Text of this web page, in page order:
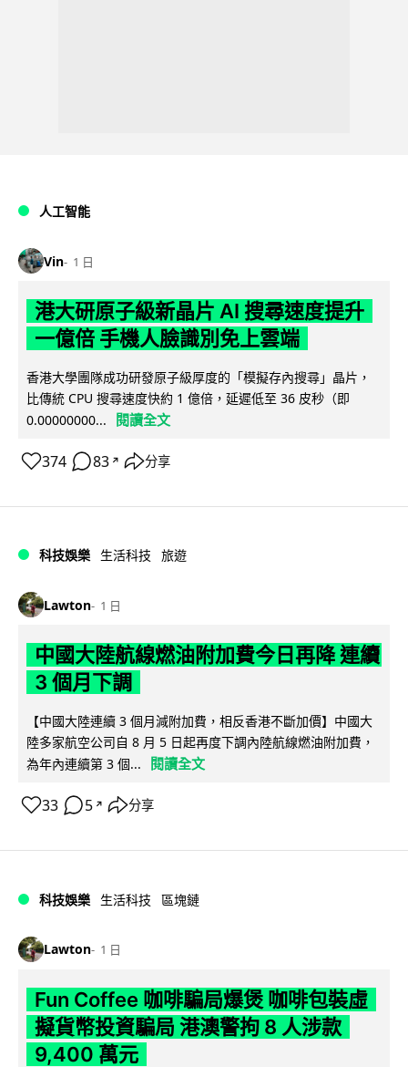
人工智能
Vin 1 日
港大研原子級新晶片 AI 搜尋速度提升
一億倍 手機人臉識別免上雲端
香港大學團隊成功研發原子級厚度的「模擬存內搜尋」晶片，
比傳統 CPU 搜尋速度快約 1 億倍，延遲低至 36 皮秒（即
0.00000000...
閱讀全文
374 83 ↗ 分享
科技娛樂 生活科技 旅遊
Lawton 1 日
中國大陸航線燃油附加費今日再降 連續
3 個月下調
【中國大陸連續 3 個月減附加費，相反香港不斷加價】中國大
陸多家航空公司自 8 月 5 日起再度下調內陸航線燃油附加費，
為年內連續第 3 個...
閱讀全文
33 5 ↗ 分享
科技娛樂 生活科技 區塊鏈
Lawton 1 日
Fun Coffee 咖啡騙局爆煲 咖啡包裝虛
擬貨幣投資騙局 港澳警拘 8 人涉款
9,400 萬元